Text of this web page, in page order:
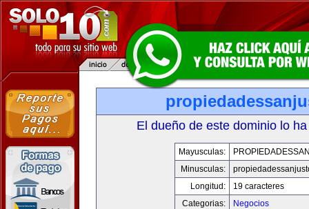
El dueño de este dominio lo
Mayusculas:
Minusculas:
Longitud:
19 caracteres
Categorias:
Negocios